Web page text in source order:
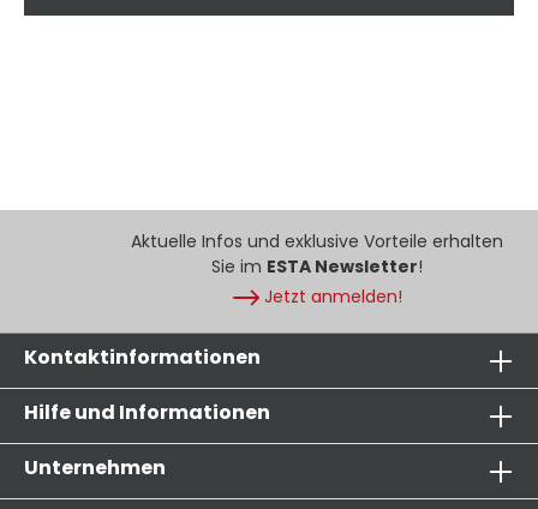
Aktuelle Infos und exklusive Vorteile erhalten
Sie im ESTA Newsletter!
Jetzt anmelden!
Kontaktinformationen
Hilfe und Informationen
Unternehmen